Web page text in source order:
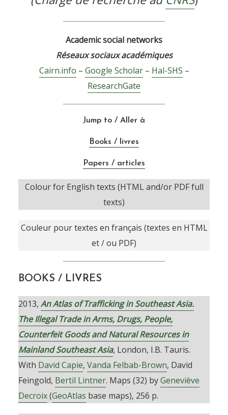
Academic social networks
Réseaux sociaux académiques
Cairn.info – Google Scholar– Hal-SHS –
ResearchGate
Jump to / Aller à
Books / livres
Papers / articles
Colour for English texts (HTML and/or PDF full
texts)
Couleur pour textes en français (textes en HTML
et / ou PDF)
BOOKS / LIVRES
2013, An Atlas of Trafficking in Southeast Asia.
The Illegal Trade in Arms, Drugs, People,
Counterfeit Goods and Natural Resources in
Mainland Southeast Asia, London, I.B. Tauris.
With David Capie, Vanda Felbab-Brown, David
Feingold, Bertil Lintner. Maps (32) byGeneviève
Decroix(GeoAtlas base maps), 256 p.